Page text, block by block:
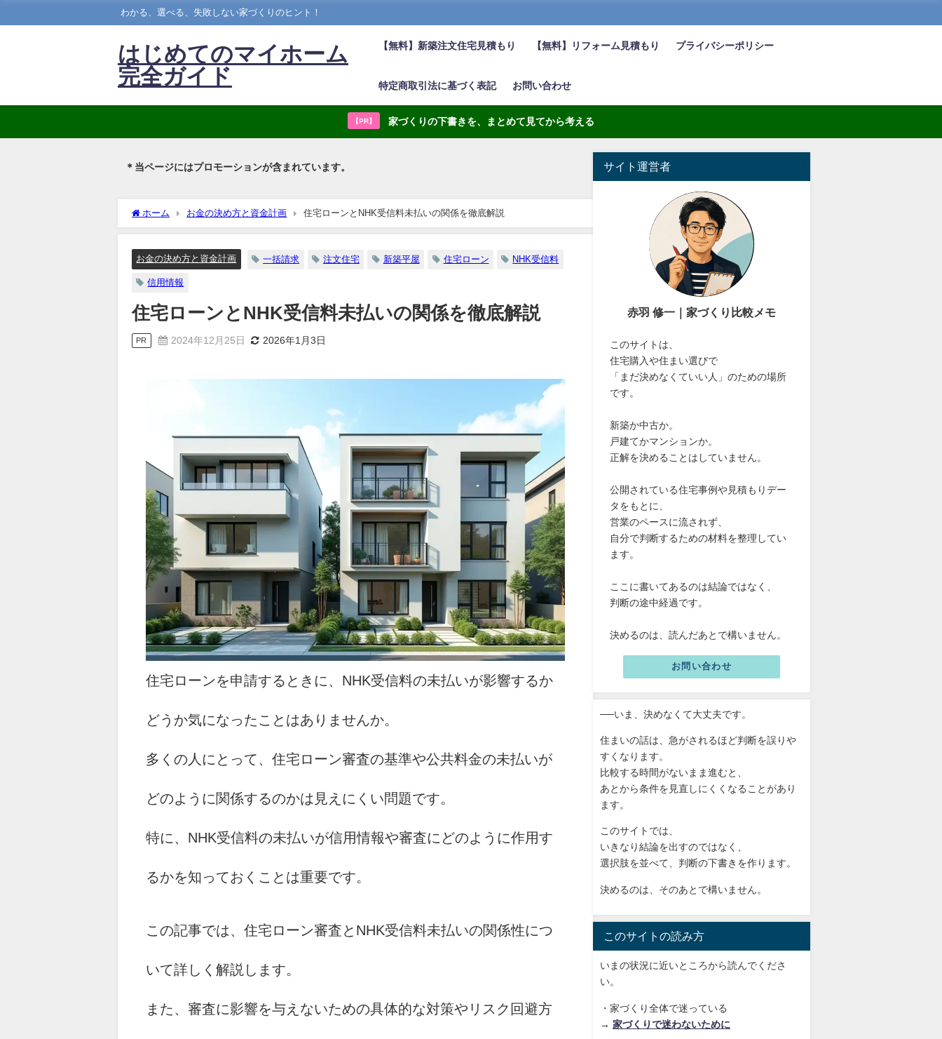
わかる、選べる、失敗しない家づくりのヒント！
はじめてのマイホーム
完全ガイド
【無料】新築注文住宅見積もり 【無料】リフォーム見積もり プライバシーポリシー
特定商取引法に基づく表記 お問い合わせ
【PR】 家づくりの下書きを、まとめて見てから考える
＊当ページにはプロモーションが含まれています。
ホーム お金の決め方と資金計画 住宅ローンとNHK受信料未払いの関係を徹底解説
お金の決め方と資金計画 一括請求 注文住宅 新築平屋 住宅ローン NHK受信料
信用情報
住宅ローンとNHK受信料未払いの関係を徹底解説
PR 2024年12月25日 2026年1月3日
住宅ローンを申請するときに、NHK受信料の未払いが影響するか
どうか気になったことはありませんか。
多くの人にとって、住宅ローン審査の基準や公共料金の未払いが
どのように関係するのかは見えにくい問題です。
特に、NHK受信料の未払いが信用情報や審査にどのように作用す
るかを知っておくことは重要です。
この記事では、住宅ローン審査とNHK受信料未払いの関係性につ
いて詳しく解説します。
また、審査に影響を与えないための具体的な対策やリスク回避方
サイト運営者
赤羽 修一｜家づくり比較メモ
このサイトは、
住宅購入や住まい選びで
「まだ決めなくていい人」のための場所
です。
新築か中古か。
戸建てかマンションか。
正解を決めることはしていません。
公開されている住宅事例や見積もりデー
タをもとに、
営業のペースに流されず、
自分で判断するための材料を整理してい
ます。
ここに書いてあるのは結論ではなく、
判断の途中経過です。
決めるのは、読んだあとで構いません。
お問い合わせ
──いま、決めなくて大丈夫です。
住まいの話は、急がされるほど判断を誤りや
すくなります。
比較する時間がないまま進むと、
あとから条件を見直しにくくなることがあり
ます。
このサイトでは、
いきなり結論を出すのではなく、
選択肢を並べて、判断の下書きを作ります。
決めるのは、そのあとで構いません。
このサイトの読み方
いまの状況に近いところから読んでくださ
い。
・家づくり全体で迷っている
→ 家づくりで迷わないために